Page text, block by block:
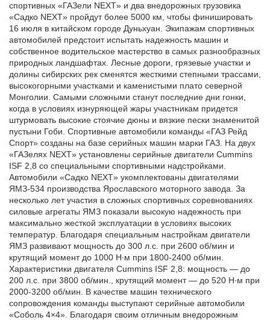
Производство автофургонов
Автомобили
+7 (4162) 22-95-09
Запчасти
+7 (4162) 22-95-79
Сервисный центр
+7 (4162) 22–95–69
График работы: ПН-ПТ с 8.30 до 18.00 (+6 по МСК)
График работы сервис: ПН-СБ с 8.30 до 20.00
спортивных «ГАЗели NEXT» и два внедорожных грузовика
«Садко NEXT» пройдут более 5000 км, чтобы финишировать
16 июля в китайском городе Дуньхуан. Экипажам спортивных
автомобилей предстоит испытать надежность машин и
собственное водительское мастерство в самых разнообразных
природных ландшафтах. Лесные дороги, грязевые участки и
долины сибирских рек сменятся жесткими степными трассами,
высокогорными участками и каменистыми плато северной
Монголии. Самыми сложными станут последние дни гонки,
когда в условиях изнуряющей жары участникам придется
штурмовать высокие стоячие дюны и вязкие пески знаменитой
пустыни Гоби. Спортивные автомобили команды «ГАЗ Рейд
Спорт» созданы на базе серийных машин марки ГАЗ. На двух
«ГАЗелях NEXT» установлены серийные двигатели Cummins
ISF 2,8 со специальными спортивными надстройками.
Автомобили «Садко NEXT» укомплектованы двигателями
ЯМЗ-534 производства Ярославского моторного завода. За
несколько лет участия в сложных спортивных соревнованиях
силовые агрегаты ЯМЗ показали высокую надежность при
максимально жесткой эксплуатации в условиях высоких
температур. Благодаря специальным настройкам двигатели
ЯМЗ развивают мощность до 300 л.с. при 2600 об/мин и
крутящий момент до 1000 Н∙м при 1800-2400 об/мин.
Характеристики двигателя Cummins ISF 2,8: мощность — до
200 л.с. при 3800 об/мин., крутящий момент — до 520 Н∙м при
2000-3200 об/мин. В качестве машин технического
сопровождения команды выступают серийные автомобили
«Соболь 4×4». Благодаря своим отличным внедорожным